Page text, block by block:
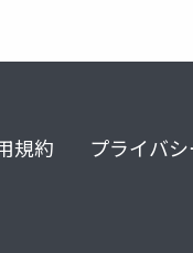
規約 プライバ